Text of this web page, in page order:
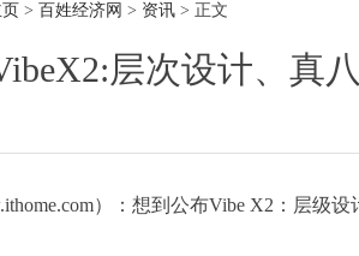
> 百姓经济网 > 资讯 > 正文
层次设计、真
）：想到公布Vibe X2：层级